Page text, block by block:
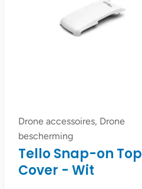
Drone accessoires, Drone
bescherming
Tello Snap-on Top
Cover - Wit